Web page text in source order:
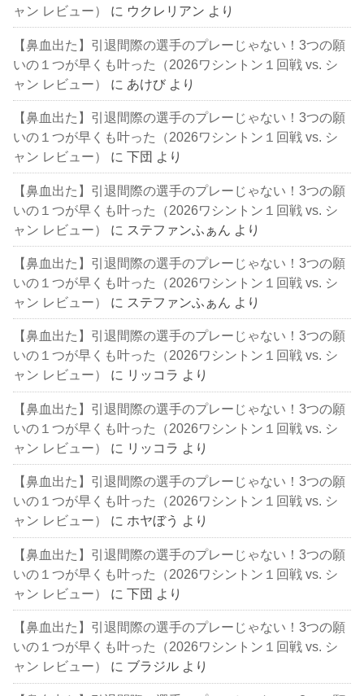
ャン レビュー）
に ウクレリアン より
【鼻血出た】引退間際の選手のプレーじゃない！3つの願
いの１つが早くも叶った（2026ワシントン１回戦 vs. シ
ャン レビュー）
に あけび より
【鼻血出た】引退間際の選手のプレーじゃない！3つの願
いの１つが早くも叶った（2026ワシントン１回戦 vs. シ
ャン レビュー）
に下団 より
【鼻血出た】引退間際の選手のプレーじゃない！3つの願
いの１つが早くも叶った（2026ワシントン１回戦 vs. シ
ャン レビュー）
に ステファンふぁん より
【鼻血出た】引退間際の選手のプレーじゃない！3つの願
いの１つが早くも叶った（2026ワシントン１回戦 vs. シ
ャン レビュー）
に ステファンふぁん より
【鼻血出た】引退間際の選手のプレーじゃない！3つの願
いの１つが早くも叶った（2026ワシントン１回戦 vs. シ
ャン レビュー）
に リッコラ より
【鼻血出た】引退間際の選手のプレーじゃない！3つの願
いの１つが早くも叶った（2026ワシントン１回戦 vs. シ
ャン レビュー）
に リッコラ より
【鼻血出た】引退間際の選手のプレーじゃない！3つの願
いの１つが早くも叶った（2026ワシントン１回戦 vs. シ
ャン レビュー）
に ホヤぼう より
【鼻血出た】引退間際の選手のプレーじゃない！3つの願
いの１つが早くも叶った（2026ワシントン１回戦 vs. シ
ャン レビュー）
に下団 より
【鼻血出た】引退間際の選手のプレーじゃない！3つの願
いの１つが早くも叶った（2026ワシントン１回戦 vs. シ
ャン レビュー）
に ブラジル より